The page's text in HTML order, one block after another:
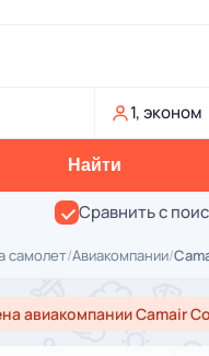
1, эконом
Найти
Сравнить с
самолет/Авиакомпании/
авиакомпании Camair Co